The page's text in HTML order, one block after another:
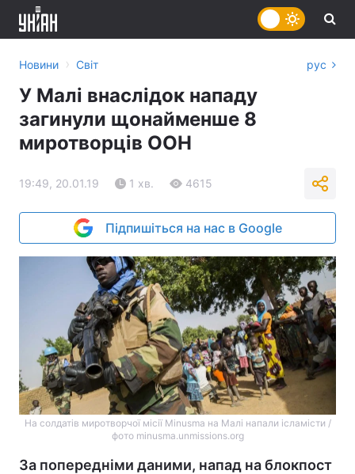
Новини › Світ рус
У Малі внаслідок нападу
загинули щонайменше 8
миротворців ООН
19:49, 20.01.19 1 хв. 4615
Підпишіться на нас в Google
На солдатів миротворчої місії Minusma на Малі напали ісламісти /
фото minusma.unmissions.org
За попередніми даними, напад на блокпост